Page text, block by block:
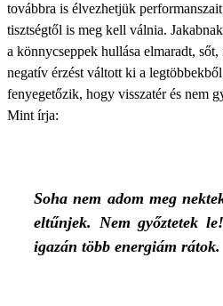
továbbra is élvezhetjük
tisztségtől is meg kell válnia.
a könnycseppek hullása elmaradt,
negatív érzést váltott ki a
fenyegetőzik, hogy visszatér és nem
Mint írja:
Soha nem adom meg
eltűnjek. Nem győztetek
igazán több energiám rátok.